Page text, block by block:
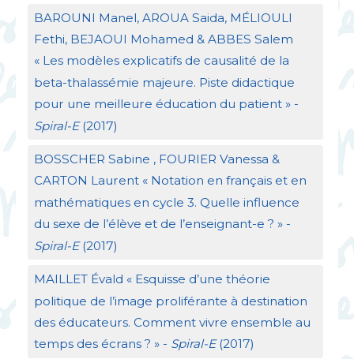
BAROUNI Manel, AROUASaida, MÉLIOULI
Fethi, BEJAOUI Mohamed & ABBES Salem
« Les modèles explicatifs de causalité de la
beta-thalassémie majeure. Piste didactique
pour une meilleure éducation du patient » -
Spiral-E(2017)
BOSSCHER Sabine , FOURIER Vanessa &
CARTON Laurent « Notation en français et en
mathématiques en cycle 3. Quelle influence
du sexe de l’élève et de l’enseignant-e ? » -
Spiral-E(2017)
MAILLETÉvald « Esquisse d’une théorie
politique de l’image proliférante à destination
des éducateurs. Comment vivre ensemble au
temps des écrans ? » - Spiral-E(2017)